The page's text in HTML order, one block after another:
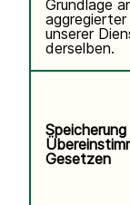
Grundlage
unserer
derselben.
Gesetzen